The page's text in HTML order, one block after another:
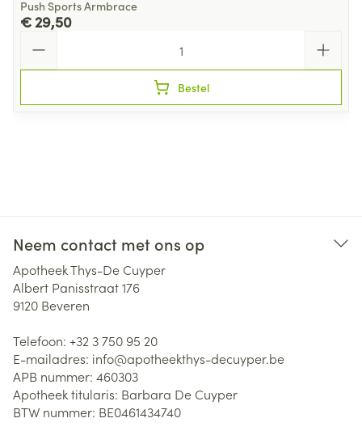
Push Sports Armbrace
€ 29,50
Bestel
Neem contact met ons op
Apotheek Thys-De Cuyper
Albert Panisstraat 176
9120 Beveren
Telefoon: +32 3 750 95 20
E-mailadres: info@apotheekthys-decuyper.be
APB nummer: 460303
Apotheek titularis: Barbara De Cuyper
BTW nummer: BE0461434740